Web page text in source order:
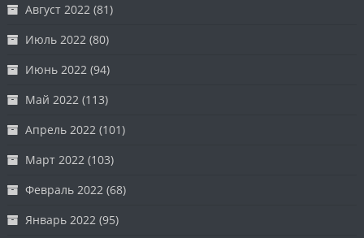
Август 2022 (81)
Июль 2022 (80)
Июнь 2022 (94)
Май 2022 (113)
Апрель 2022 (101)
Март 2022 (103)
Февраль 2022 (68)
Январь 2022 (95)